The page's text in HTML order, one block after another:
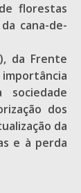
florestas
cana-de-
da Frente
dos
da
e à perda